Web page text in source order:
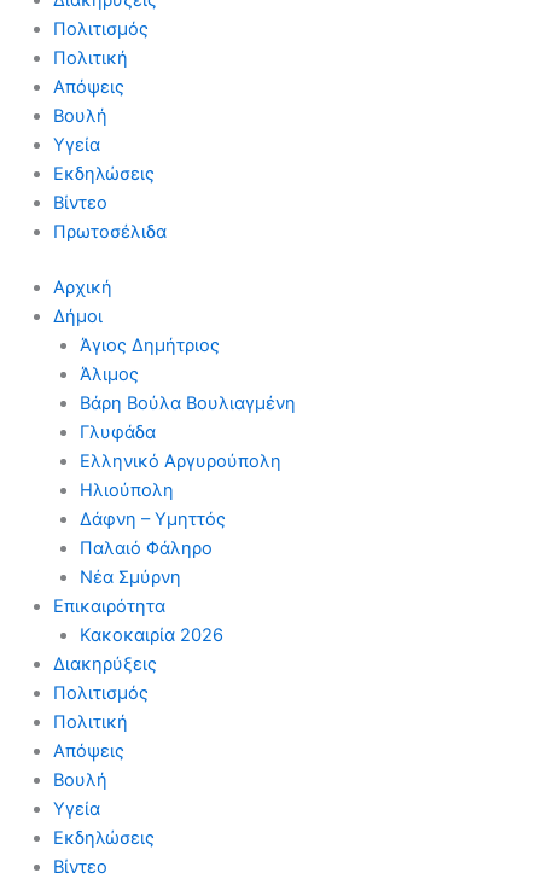
Πολιτισμός
Πολιτική
Απόψεις
Βουλή
Υγεία
Εκδηλώσεις
Βίντεο
Πρωτοσέλιδα
Αρχική
Δήμοι
Άγιος Δημήτριος
Άλιμος
Βάρη Βούλα Βουλιαγμένη
Γλυφάδα
Ελληνικό Αργυρούπολη
Ηλιούπολη
Δάφνη – Υμηττός
Παλαιό Φάληρο
Νέα Σμύρνη
Επικαιρότητα
Κακοκαιρία 2026
Διακηρύξεις
Πολιτισμός
Πολιτική
Απόψεις
Βουλή
Υγεία
Εκδηλώσεις
Βίντεο